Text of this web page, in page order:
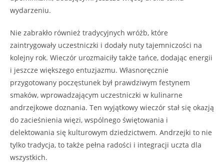
wydarzeniu.
Nie zabrakło również tradycyjnych wróżb, które
zaintrygowały uczestniczki i dodały nuty tajemniczości na
kolejny rok. Wieczór urozmaiciły także tańce, dodając energii
i jeszcze większego entuzjazmu. Własnoręcznie
przygotowany poczęstunek był prawdziwym festynem
smaków, wprowadzającym uczestniczki w kulinarne
andrzejkowe doznania. Ten wyjątkowy wieczór stał się okazją
do zacieśnienia więzi, wspólnego świętowania i
delektowania się kulturowym dziedzictwem. Andrzejki to nie
tylko tradycja, to także pełna radości i integracji uczta dla
wszystkich.